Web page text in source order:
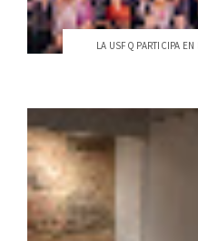
LA USFQ PARTICIPA